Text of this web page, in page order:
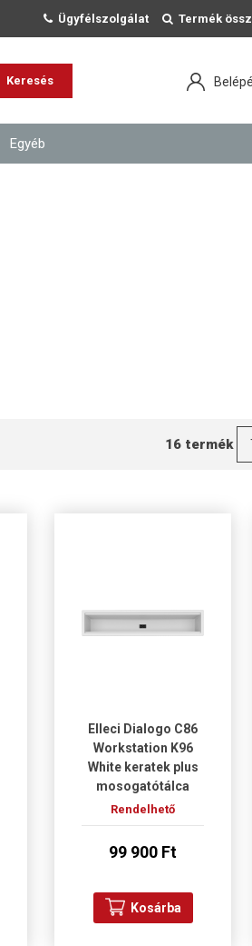
Ügyfélszolgálat Termék
Keresés
Egyéb
16 termék
Elleci Dialogo C86
Workstation K96
White keratek plus
mosogatótálca
Rendelhető
99 900 Ft
Kosárba